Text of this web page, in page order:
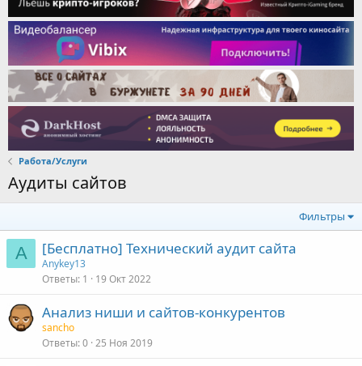
Работа/Услуги
Аудиты сайтов
Фильтры
A [Бесплатно] Технический аудит сайта
Anykey13
Ответы 1 19 Окт 2022
Анализ ниши и сайтов-конкурентов
sancho
Ответы 0 25 Ноя 2019